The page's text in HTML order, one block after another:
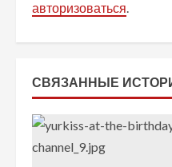
ч
т
е
н
и
авторизоваться.
СВЯЗАННЫЕ